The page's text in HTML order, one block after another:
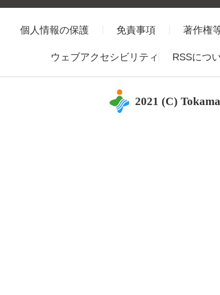
個人情報の保護 免責事項 著作権
ウェブアクセシビリティ RSSにつ
2021 (C)